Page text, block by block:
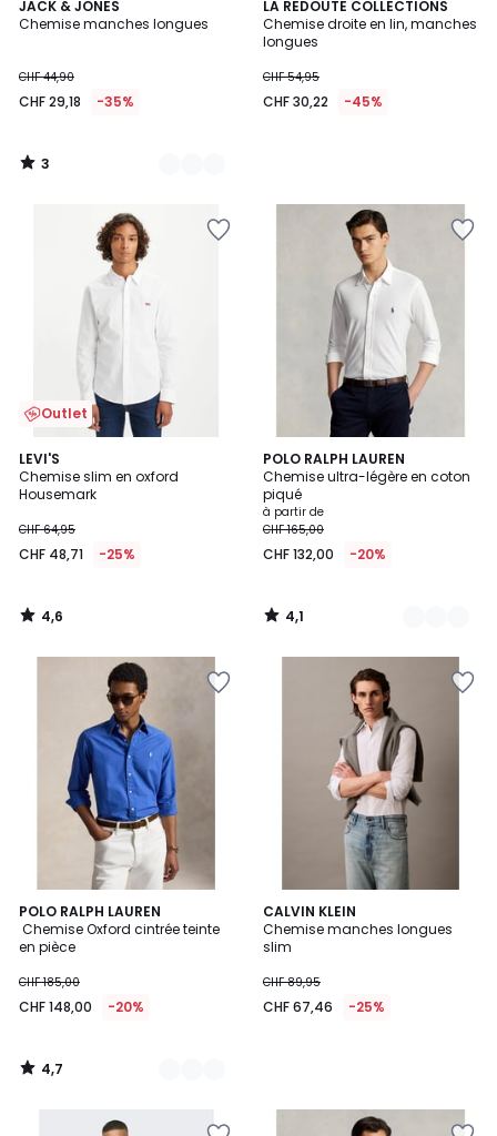
JACK & JONES
Chemise manches longues
CHF 44,90
CHF 29,18 -35%
3
/
3
Couleurs
3
/
LA REDOUTE COLLECTIONS
Chemise droite en lin, manches
longues
CHF 54,95
CHF 30,22 -45%
Outlet
LEVI'S
Chemise slim en oxford
Housemark
CHF 64,95
CHF 48,71 -25%
4,6
/ 5
4,6
/
POLO RALPH LAUREN
Chemise ultra-légère en coton
piqué
à partir de
CHF 165,00
CHF 132,00 -20%
4,1
/ 5
5
Couleurs
4,1
/
POLO RALPH LAUREN
Chemise Oxford cintrée teinte
en pièce
CHF 185,00
CHF 148,00 -20%
4,7
/ 5
3
Couleurs
4,7
/
CALVIN KLEIN
Chemise manches longues
slim
CHF 89,95
CHF 67,46 -25%